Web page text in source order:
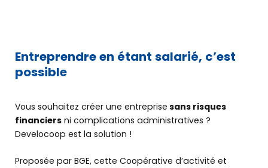
Entreprendre en étant salarié, c’est
possible
Vous souhaitez créer une entreprise sans risques
financiers ni complications administratives ?
Develocoop est la solution !
Proposée par BGE, cette Coopérative d’activité et